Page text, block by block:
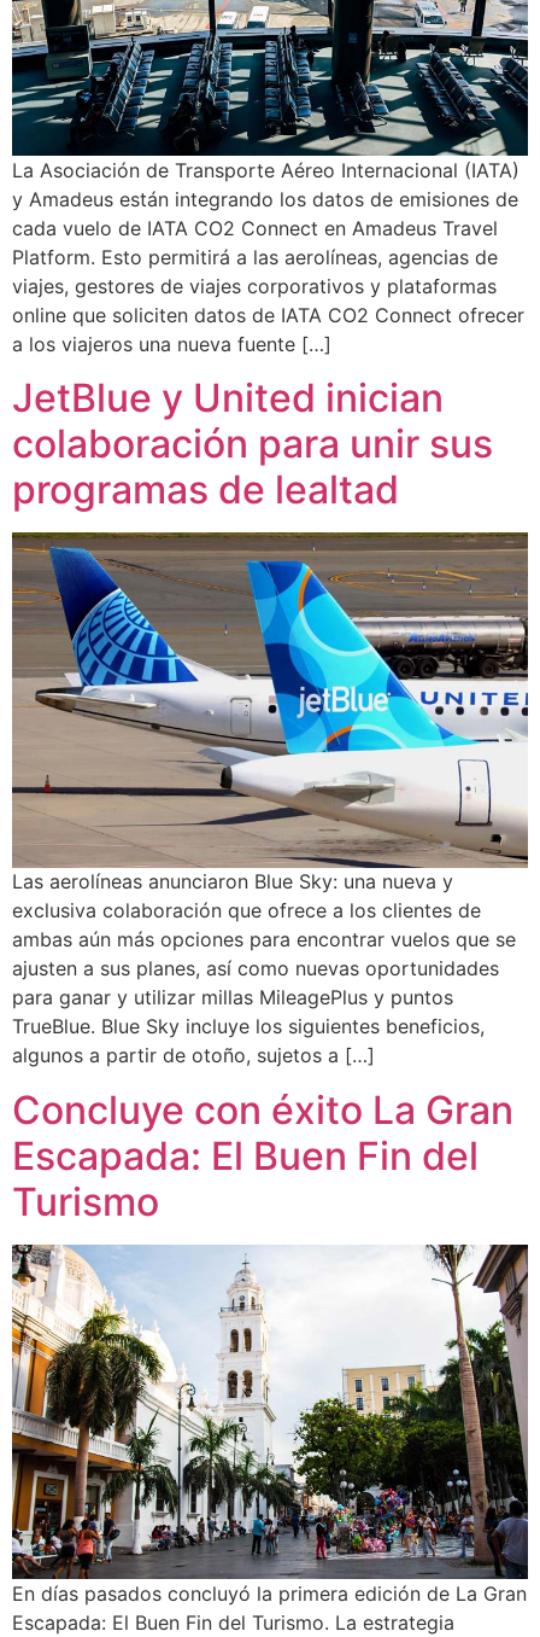
La Asociación de Transporte Aéreo Internacional (IATA)
y Amadeus están integrando los datos de emisiones de
cada vuelo de IATA CO2 Connect en Amadeus Travel
Platform. Esto permitirá a las aerolíneas, agencias de
viajes, gestores de viajes corporativos y plataformas
online que soliciten datos de IATA CO2 Connect ofrecer
a los viajeros una nueva fuente […]
JetBlue y United inician
colaboración para unir sus
programas de lealtad
Las aerolíneas anunciaron Blue Sky: una nueva y
exclusiva colaboración que ofrece a los clientes de
ambas aún más opciones para encontrar vuelos que se
ajusten a sus planes, así como nuevas oportunidades
para ganar y utilizar millas MileagePlus y puntos
TrueBlue. Blue Sky incluye los siguientes beneficios,
algunos a partir de otoño, sujetos a […]
Concluye con éxito La Gran
Escapada: El Buen Fin del
Turismo
En días pasados concluyó la primera edición de La Gran
Escapada: El Buen Fin del Turismo. La estrategia